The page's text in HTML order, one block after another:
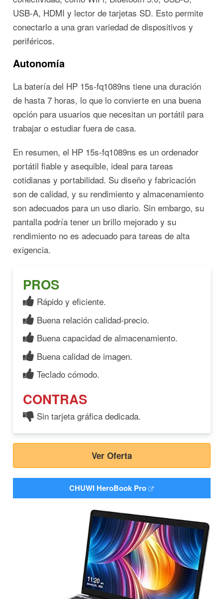
USB-A, HDMI y lector de tarjetas SD. Esto permite
conectarlo a una gran variedad de dispositivos y
periféricos.
Autonomía
La batería del HP 15s-fq1089ns tiene una duración
de hasta 7 horas, lo que lo convierte en una buena
opción para usuarios que necesitan un portátil para
trabajar o estudiar fuera de casa.
En resumen, el HP 15s-fq1089ns es un ordenador
portátil fiable y asequible, ideal para tareas
cotidianas y portabilidad. Su diseño y fabricación
son de calidad, y su rendimiento y almacenamiento
son adecuados para un uso diario. Sin embargo, su
pantalla podría tener un brillo mejorado y su
rendimiento no es adecuado para tareas de alta
exigencia.
PROS
Rápido y eficiente.
Buena relación calidad-precio.
Buena capacidad de almacenamiento.
Buena calidad de imagen.
Teclado cómodo.
CONTRAS
Sin tarjeta gráfica dedicada.
Ver Oferta
CHUWI HeroBook Pro